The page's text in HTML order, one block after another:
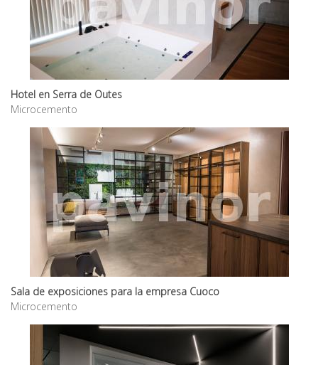
Hotel en Serra de Outes
Microcemento
Sala de exposiciones para la empresa Cuoco
Microcemento